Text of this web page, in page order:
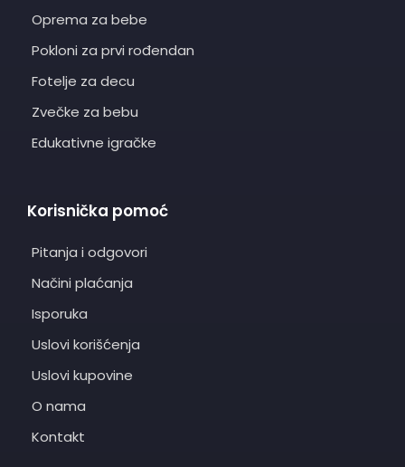
Oprema za bebe
Pokloni za prvi rođendan
Fotelje za decu
Zvečke za bebu
Edukativne igračke
Korisnička pomoć
Pitanja i odgovori
Načini plaćanja
Isporuka
Uslovi korišćenja
Uslovi kupovine
O nama
Kontakt